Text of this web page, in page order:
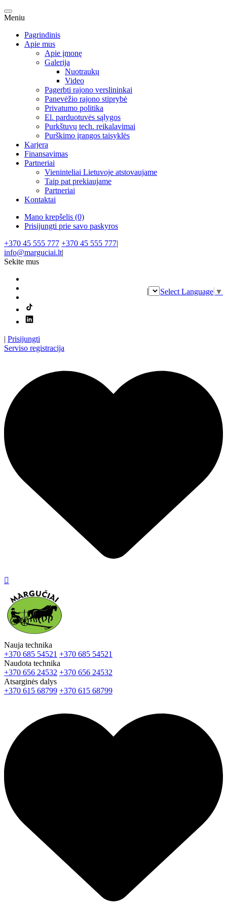
Meniu
Pagrindinis
Apie mus
Apie įmonę
Galerija
Nuotraukų
Video
Pagerbti rajono verslininkai
Panevėžio rajono stiprybė
Privatumo politika
El. parduotuvės sąlygos
Purkštuvų tech. reikalavimai
Purškimo įrangos taisyklės
Karjera
Finansavimas
Partneriai
Vieninteliai Lietuvoje atstovaujame
Taip pat prekiaujame
Partneriai
Kontaktai
Mano krepšelis (0)
Prisijungti prie savo paskyros
+370 45 555 777 +370 45 555 777|
info@marguciai.lt|
Sekite mus
| Prisijungti
| Select Language ▼
Serviso registracija

Nauja technika
+370 685 54521 +370 685 54521
Naudota technika
+370 656 24532 +370 656 24532
Atsarginės dalys
+370 615 68799 +370 615 68799